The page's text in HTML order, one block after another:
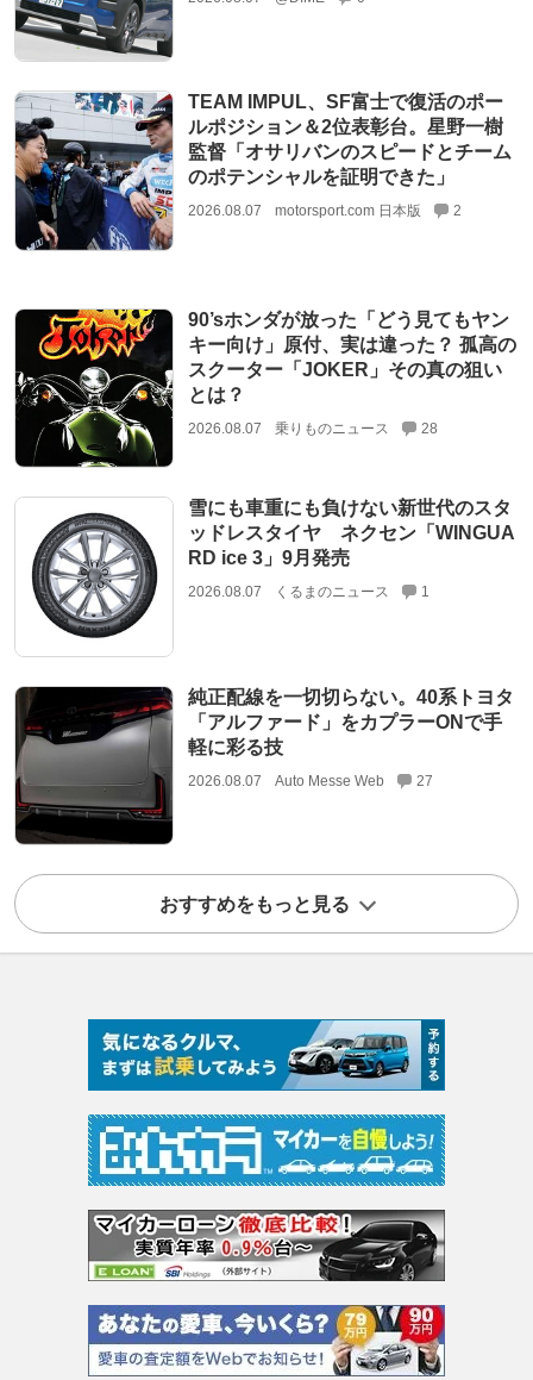
TEAM IMPUL、SF富士で復活のポー
ルポジション＆2位表彰台。星野一樹
監督「オサリバンのスピードとチーム
のポテンシャルを証明できた」
2026.08.07 motorsport.com 日本版 2
90’sホンダが放った「どう見てもヤン
キー向け」原付、実は違った？ 孤高の
スクーター「JOKER」その真の狙い
とは？
2026.08.07 乗りものニュース 28
雪にも車重にも負けない新世代のスタ
ッドレスタイヤ ネクセン「WINGUA
RD ice 3」9月発売
2026.08.07 くるまのニュース 1
純正配線を一切切らない。40系トヨタ
「アルファード」をカプラーONで手
軽に彩る技
2026.08.07 Auto Messe Web 27
おすすめをもっと見る